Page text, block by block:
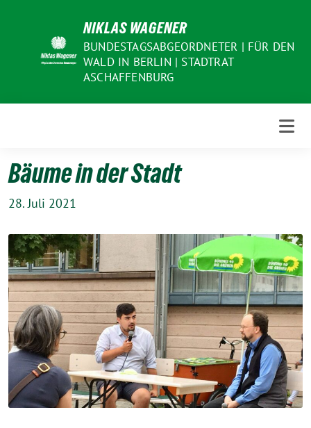
NIKLAS WAGENER
BUNDESTAGSABGEORDNETER | FÜR DEN
WALD IN BERLIN | STADTRAT
ASCHAFFENBURG
Bäume in der Stadt
28. Juli 2021